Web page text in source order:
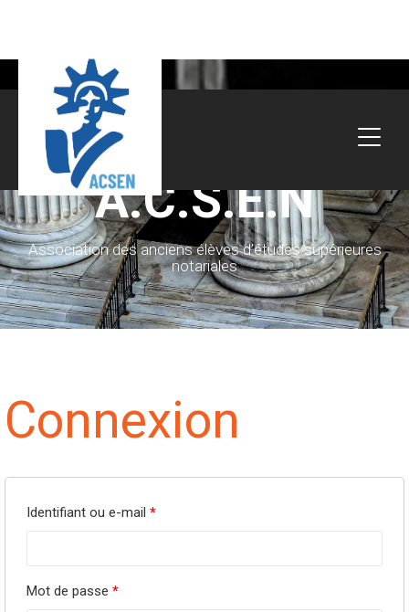
A.C.S.E.N
Association des anciens élèves d’études supérieures
notariales
Connexion
Identifiant ou e-mail *
Mot de passe *